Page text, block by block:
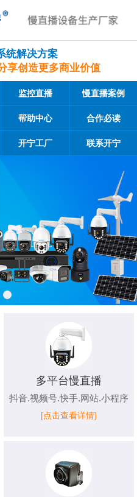
统解决方案
享创造更多商业价值
监控直播 慢直播案例
帮助中心 合作必读
开宁工厂 联系开宁
多平台慢直播
抖音.视频号.快手.网站.小程序
[点击查看详情]